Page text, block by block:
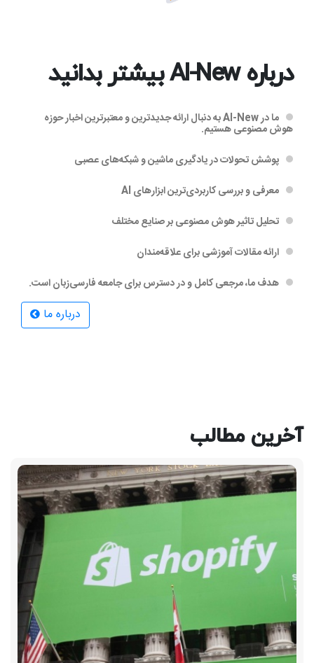
درباره AI-New بیشتر بدانید
ما در AI-New به دنبال ارائه جدیدترین و معتبرترین اخبار حوزه
هوش مصنوعی هستیم.
پوشش تحولات در یادگیری ماشین و شبکه‌های عصبی
معرفی و بررسی کاربردی‌ترین ابزارهای AI
تحلیل تاثیر هوش مصنوعی بر صنایع مختلف
ارائه مقالات آموزشی برای علاقه‌مندان
هدف ما، مرجعی کامل و در دسترس برای جامعه فارسی‌زبان است.
درباره ما
آخرین مطالب